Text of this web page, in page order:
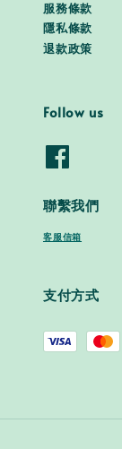
服務條款
隱私條款
退款政策
Follow us
聯繫我們
客服信箱
支付方式